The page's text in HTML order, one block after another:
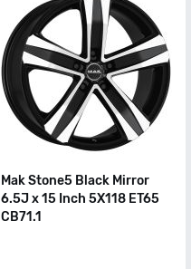
Mak Stone5 Black Mirror
6.5J x 15 Inch 5X118 ET65
CB71.1